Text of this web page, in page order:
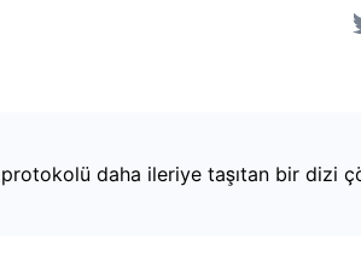
daha ileriye taşıtan bir dizi